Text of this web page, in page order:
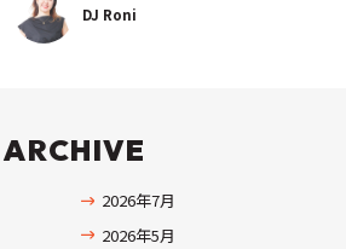
DJ Roni
ARCHIVE
2026年7月
2026年5月